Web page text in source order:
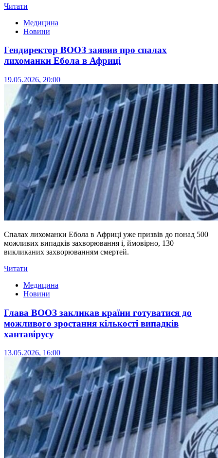
Читати
Медицина
Новини
Гендиректор ВООЗ заявив про спалах
лихоманки Ебола в Африці
19.05.2026, 20:00
Спалах лихоманки Ебола в Африці уже призвів до понад 500
можливих випадків захворювання і, ймовірно, 130
викликаних захворюванням смертей.
Читати
Медицина
Новини
Глава ВООЗ закликав країни готуватися до
можливого зростання кількості випадків
хантавірусу
13.05.2026, 16:00